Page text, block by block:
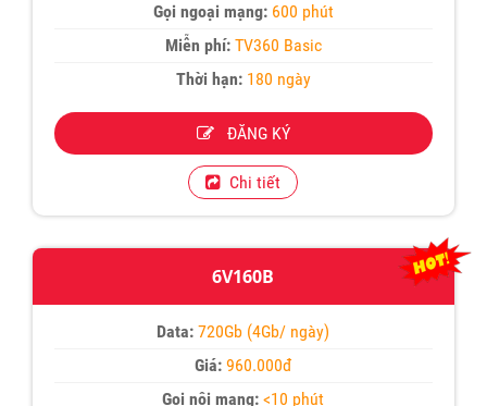
Gọi ngoại mạng: 600 phút
Miễn phí: TV360 Basic
Thời hạn:180 ngày
ĐĂNG KÝ
Chi tiết
6V160B
Data: 720Gb (4Gb/ ngày)
Giá:960.000đ
Gọi nội mạng:<10 phút